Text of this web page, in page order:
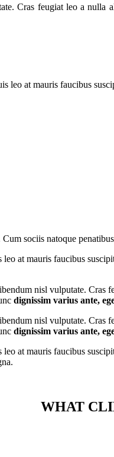
Cras feugiat leo a nulla
leo at mauris faucibus
sociis natoque
at mauris faucibus
nisl vulputate. Cras
dignissim varius ante,
nisl vulputate. Cras
dignissim varius ante,
at mauris faucibus
WHAT